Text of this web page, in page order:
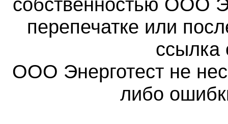
собственностью ООО
перепечатке или
ссылка
ООО Энерготест не
либо